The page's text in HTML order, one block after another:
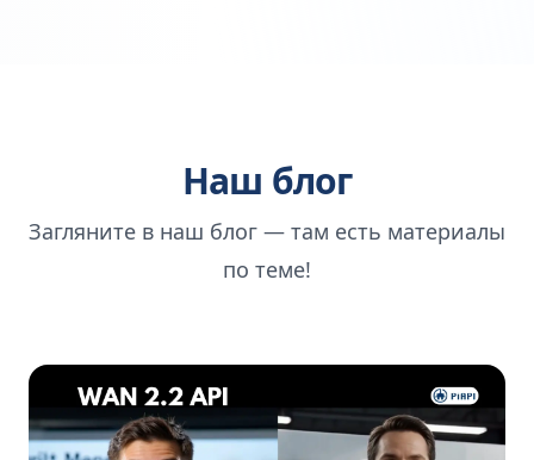
Наш блог
Загляните в наш блог — там есть материалы
по теме!